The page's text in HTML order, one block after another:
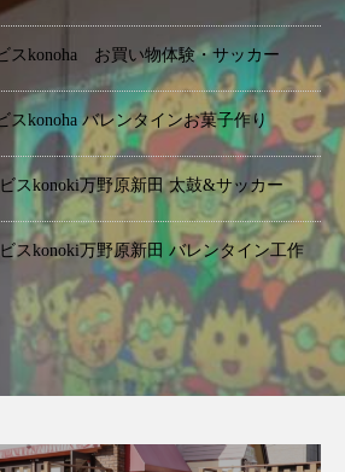
スkonoha お買い物体験・サッカー
スkonoha バレンタインお菓子作り
スkonoki万野原新田 太鼓&サッカー
スkonoki万野原新田 バレンタイン工作